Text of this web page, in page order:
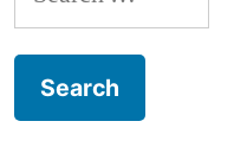
for: